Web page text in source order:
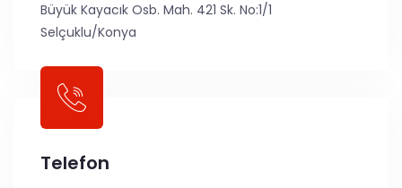
Büyük Kayacık Osb. Mah. 421 Sk. No:1/1
Selçuklu/Konya
Telefon